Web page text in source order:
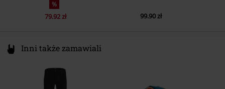
%
79.92 zł 99.90 zł
Inni także zamawiali